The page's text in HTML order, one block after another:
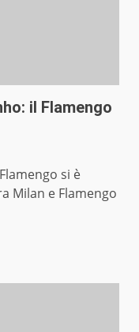
il Flamengo
si è
Milan e Flamengo